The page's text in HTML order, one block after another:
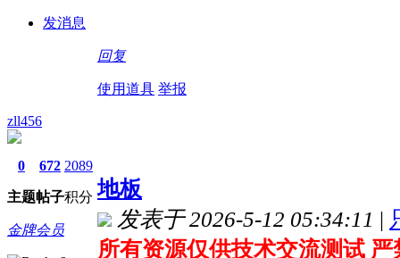
发消息
回复
使用道具 举报
zll456
0
主题
672
帖子
2089
积分
金牌会员
地板
发表于 2026-5-12 05:34:11 |
所有资源仅供技术交流测试